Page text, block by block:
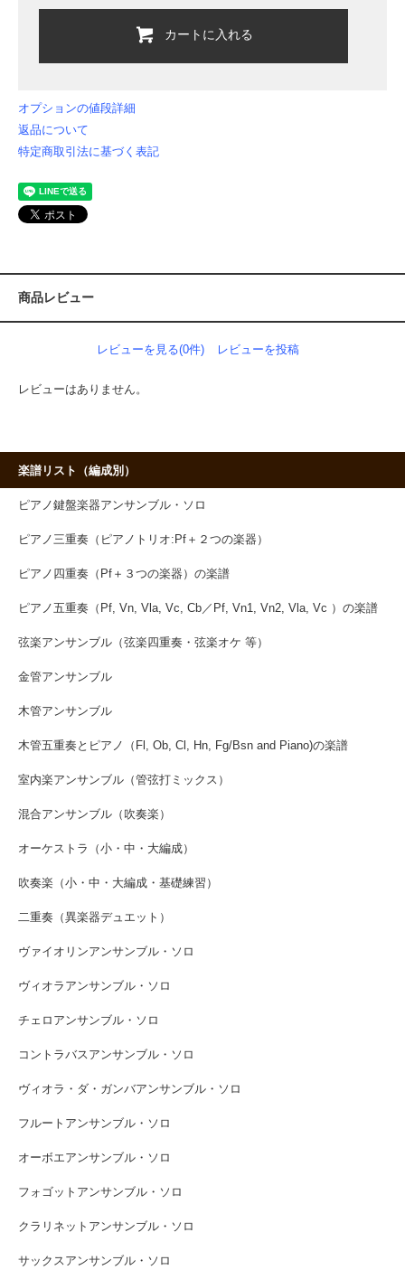
カートに入れる
オプションの値段詳細
返品について
特定商取引法に基づく表記
商品レビュー
レビューを見る(0件) レビューを投稿
レビューはありません。
楽譜リスト（編成別）
ピアノ鍵盤楽器アンサンブル・ソロ
ピアノ三重奏（ピアノトリオ:Pf＋２つの楽器）
ピアノ四重奏（Pf＋３つの楽器）の楽譜
ピアノ五重奏（Pf, Vn, Vla, Vc, Cb／Pf, Vn1, Vn2, Vla, Vc ）の楽譜
弦楽アンサンブル（弦楽四重奏・弦楽オケ 等）
金管アンサンブル
木管アンサンブル
木管五重奏とピアノ（Fl, Ob, Cl, Hn, Fg/Bsn and Piano)の楽譜
室内楽アンサンブル（管弦打ミックス）
混合アンサンブル（吹奏楽）
オーケストラ（小・中・大編成）
吹奏楽（小・中・大編成・基礎練習）
二重奏（異楽器デュエット）
ヴァイオリンアンサンブル・ソロ
ヴィオラアンサンブル・ソロ
チェロアンサンブル・ソロ
コントラバスアンサンブル・ソロ
ヴィオラ・ダ・ガンバアンサンブル・ソロ
フルートアンサンブル・ソロ
オーボエアンサンブル・ソロ
フォゴットアンサンブル・ソロ
クラリネットアンサンブル・ソロ
サックスアンサンブル・ソロ